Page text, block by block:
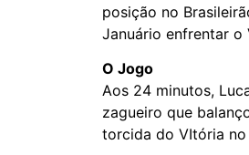
posição no
Januário enfrentar
O Jogo
Aos 24 minutos,
zagueiro que
torcida do VItória no